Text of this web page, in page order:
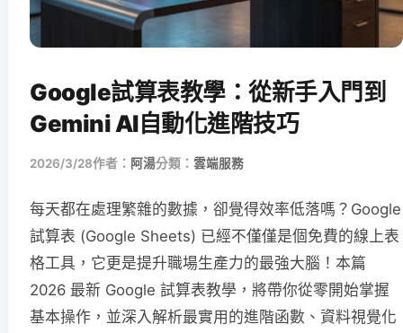
Google試算表教學：從新手入門到
Gemini AI自動化進階技巧
2026/3/28作者： 阿湯分類： 雲端服務
每天都在處理繁雜的數據，卻覺得效率低落嗎？Google
試算表 (Google Sheets) 已經不僅僅是個免費的線上表
格工具，它更是提升職場生產力的最強大腦！本篇
2026 最新 Google 試算表教學，將帶你從零開始掌握
基本操作，並深入解析最實用的進階函數、資料視覺化